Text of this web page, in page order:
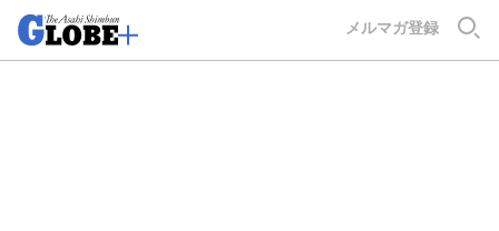
メルマガ登録